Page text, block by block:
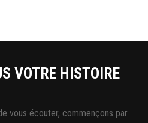
VOTRE HISTOIRE
vous écouter, commençons par